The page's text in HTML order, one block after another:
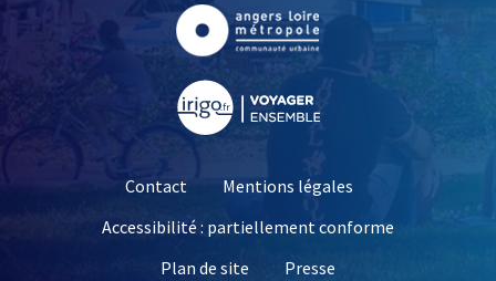
, Ouvre une nouvelle
Contact
Mentions légales
Accessibilité : partiellement conforme
Plan de site
Presse